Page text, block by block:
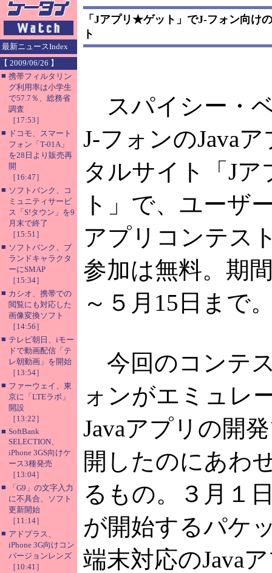
最新ニュースIndex
【 2009/06/26 】
■ 携帯フィルタリン
グ利用率は小学生
で57.7％、総務省
調査
［17:53］
■ ドコモ、スマート
フォン「T-01A」
を28日より販売再
開
［16:47］
■ ソフトバンク、コ
ミュニティサービ
ス「S!タウン」を9
月末で終了
［15:51］
■ ソフトバンク、ブ
ランドキャラクタ
ーにSMAP
［15:34］
■ カシオ、携帯での
閲覧にも対応した
画像変換ソフト
［14:56］
■ テレビ朝日、iモー
ドで動画配信「テ
レ朝動画」を開始
［13:54］
■ ファーウェイ、東
京に「LTEラボ」
開設
［13:22］
■ SoftBank
SELECTION、
iPhone 3GS向けケ
ース3種発売
［13:04］
■
「G9」の文字入力
に不具合、ソフト
更新開始
［11:14］
■ アドプラス、
iPhone 3G向けコン
バージョンレンズ
［10:41］
「Jアプリ★ゲット」でJ-フォン向け
ト
スパイシー・
J-フォンのJava
タルサイト「J
ト」で、ユーザ
アプリコンテス
参加は無料。期
～５月15日まで
今回のコンテ
ォンがエミュレ
Javaアプリの開
開したのにあわ
るもの。３月１
が開始するパケ
端末対応のJava